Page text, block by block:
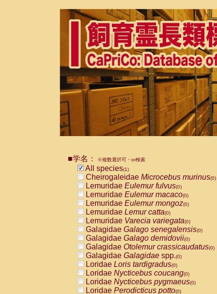
■学名： ※複数選択可・or検索
All species(1)
Cheirogaleidae Microcebus murinus(0)
Lemuridae Eulemur fulvus(0)
Lemuridae Eulemur macaco(0)
Lemuridae Eulemur mongoz(0)
Lemuridae Lemur catta(0)
Lemuridae Varecia variegata(0)
Galagidae Galago senegalensis(0)
Galagidae Galago demidovii(0)
Galagidae Otolemur crassicaudatus(0)
Galagidae Galagidae spp.(0)
Loridae Loris tardigradus(0)
Loridae Nycticebus coucang(0)
Loridae Nycticebus pygmaeus(0)
Loridae Perodicticus potto(0)